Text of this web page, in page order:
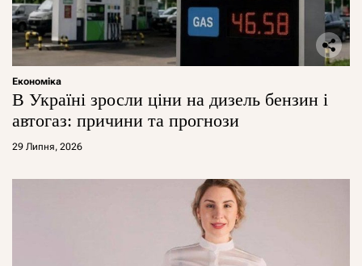
Економіка
В Україні зросли ціни на дизель бензин і
автогаз: причини та прогнози
29 Липня, 2026